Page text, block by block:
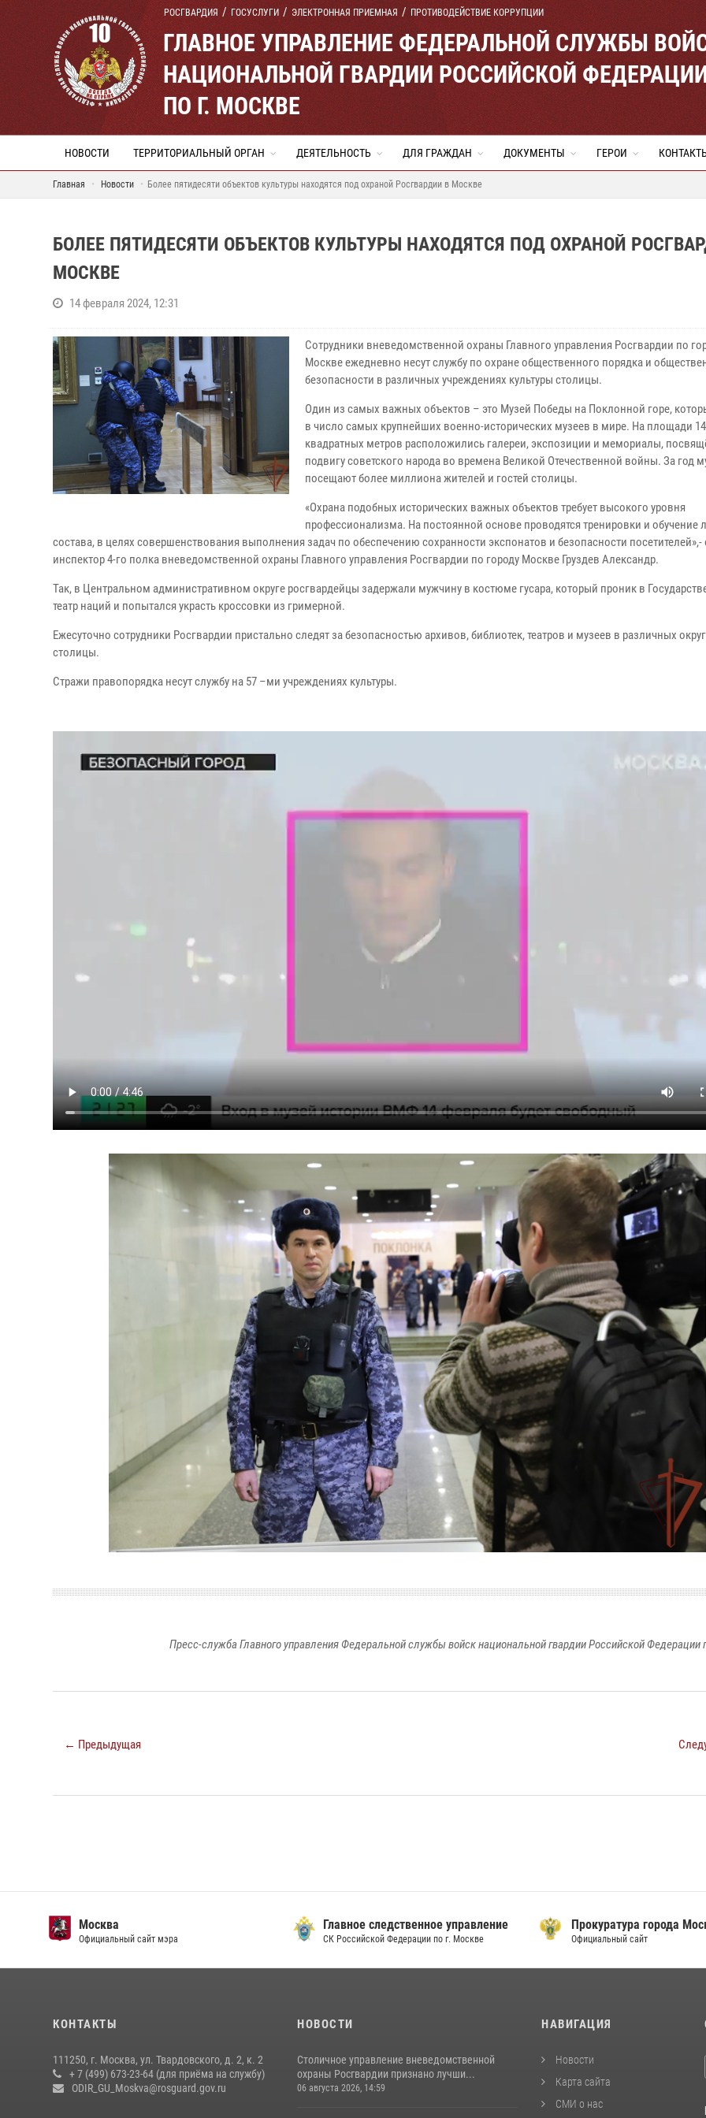
РОСГВАРДИЯ ГОСУСЛУГИ ЭЛЕКТРОННАЯ ПРИЕМНАЯ ПРОТИВОДЕЙСТВИЕ КОРРУПЦИИ
ГЛАВНОЕ УПРАВЛЕНИЕ ФЕДЕРАЛЬНОЙ СЛУЖБЫ
НАЦИОНАЛЬНОЙ ГВАРДИИ РОССИЙСКОЙ
ПО Г. МОСКВЕ
НОВОСТИ ТЕРРИТОРИАЛЬНЫЙ ОРГАН ДЕЯТЕЛЬНОСТЬ ДЛЯ ГРАЖДАН ДОКУМЕНТЫ ГЕРОИ
Главная Новости Более пятидесяти объектов культуры находятся под охраной Росгвардии в Москве
БОЛЕЕ ПЯТИДЕСЯТИ ОБЪЕКТОВ КУЛЬТУРЫ НАХОДЯТСЯ ПОД ОХРАНОЙ
МОСКВЕ
14 февраля 2024, 12:31
Сотрудники вневедомственной охраны Главного управления Росгвардии по
Москве ежедневно несут службу по охране общественного порядка и
безопасности в различных учреждениях культуры столицы.
Один из самых важных объектов – это Музей Победы на Поклонной горе,
в число самых крупнейших военно-исторических музеев в мире. На площади
квадратных метров расположились галереи, экспозиции и мемориалы,
подвигу советского народа во времена Великой Отечественной войны. За год
посещают более миллиона жителей и гостей столицы.
«Охрана подобных исторических важных объектов требует высокого уровня
профессионализма. На постоянной основе проводятся тренировки и обучение
состава, в целях совершенствования выполнения задач по обеспечению сохранности экспонатов и безопасности посетителей»,-
инспектор 4-го полка вневедомственной охраны Главного управления Росгвардии по городу Москве Груздев Александр.
Так, в Центральном административном округе росгвардейцы задержали мужчину в костюме гусара, который проник в
театр наций и попытался украсть кроссовки из гримерной.
Ежесуточно сотрудники Росгвардии пристально следят за безопасностью архивов, библиотек, театров и музеев в различных
столицы.
Стражи правопорядка несут службу на 57 –ми учреждениях культуры.
Пресс-служба Главного управления Федеральной службы войск национальной гвардии Российской Федерации
← Предыдущая
Москва
Официальный сайт мэра
Главное следственное управление
СК Российской Федерации по г. Москве
Прокуратура города
Официальный сайт
КОНТАКТЫ
111250, г. Москва, ул. Твардовского, д. 2, к. 2
+ 7 (499) 673-23-64 (для приёма на службу)
ODIR_GU_Moskva@rosguard.gov.ru
НОВОСТИ
Столичное управление вневедомственной
охраны Росгвардии признано лучши...
06 августа 2026, 14:59
НАВИГАЦИЯ
Новости
Карта сайта
СМИ о нас